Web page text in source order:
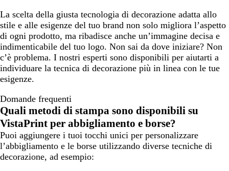
La scelta della giusta tecnologia di decorazione adatta allo
stile e alle esigenze del tuo brand non solo migliora l’aspetto
di ogni prodotto, ma ribadisce anche un’immagine decisa e
indimenticabile del tuo logo. Non sai da dove iniziare? Non
c’è problema. I nostri esperti sono disponibili per aiutarti a
individuare la tecnica di decorazione più in linea con le tue
esigenze.
Domande frequenti
Quali metodi di stampa sono disponibili su
VistaPrint per abbigliamento e borse?
Puoi aggiungere i tuoi tocchi unici per personalizzare
l’abbigliamento e le borse utilizzando diverse tecniche di
decorazione, ad esempio: